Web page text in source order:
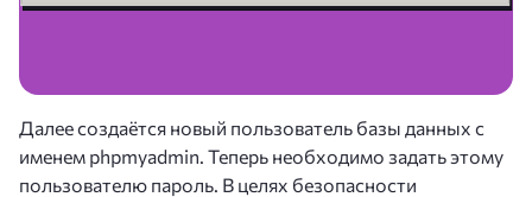
Далее создаётся новый пользователь базы данных с
именем phpmyadmin. Теперь необходимо задать этому
пользователю пароль. В целях безопасности